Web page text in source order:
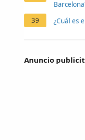
39
¿Cuál es
Anuncio